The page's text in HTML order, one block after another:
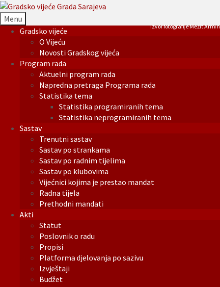
Menu
Gradsko vijeće
O Vijeću
Novosti Gradskog vijeća
Program rada
Aktuelni program rada
Napredna pretraga Programa rada
Statistika tema
Statistika programiranih tema
Statistika neprogramiranih tema
Sastav
Trenutni sastav
Sastav po strankama
Sastav po radnim tijelima
Sastav po klubovima
Vijećnici kojima je prestao mandat
Radna tijela
Prethodni mandati
Akti
Statut
Poslovnik o radu
Propisi
Platforma djelovanja po sazivu
Izvještaji
Budžet
Izvor fotografije Mezit Armin